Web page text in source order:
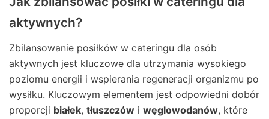
aktywnych?
Zbilansowanie posiłków w cateringu dla osób
aktywnych jest kluczowe dla utrzymania wysokiego
poziomu energii i wspierania regeneracji organizmu po
wysiłku. Kluczowym elementem jest odpowiedni dobór
proporcji białek, tłuszczów i węglowodanów, które